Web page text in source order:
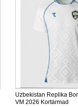
Uzbekistan Replika
VM 2026 Kortärmad